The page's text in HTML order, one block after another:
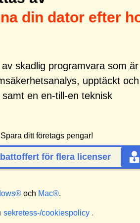
din dator efter
skadlig programvara som är
upptäckt och
samt en en-till-en teknisk
Spara ditt företags pengar!
för flera licenser
och Mac®.
sekretess-/cookiespolicy.